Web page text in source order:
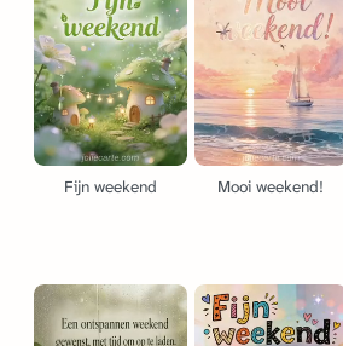
Fijn weekend Mooi weekend!